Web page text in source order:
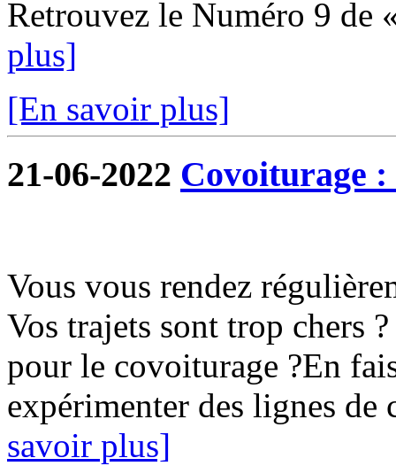
Retrouvez le Numéro 9 de
plus]
[En savoir plus]
21-06-2022 Covoiturage
Vous vous rendez
Vos trajets sont trop chers
pour le covoiturage ?En
expérimenter des lignes
savoir plus]